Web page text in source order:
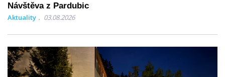
Návštěva z Pardubic
Aktuality 03.08.2026